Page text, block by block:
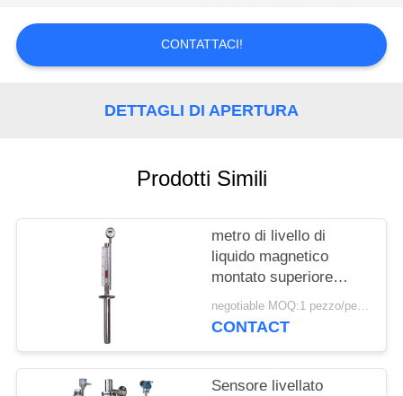
MAPPA
DEL
CONTATTACI!
DETTAGLI DI APERTURA
Prodotti Simili
metro di livello di
liquido magnetico
montato superiore
dell'acqua PN2.5 di
120mm
negotiable MOQ:1 pezzo/pezzo
CONTACT
Sensore livellato